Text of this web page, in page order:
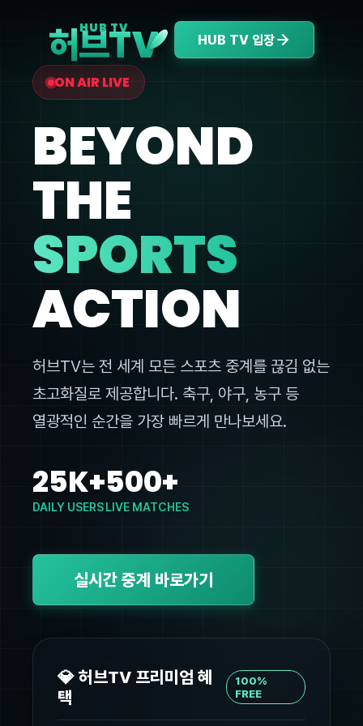
HUB TV
허브TV HUB TV 입장
ON AIR LIVE
BEYOND
THE
SPORTS
ACTION
허브TV는 전 세계 모든 스포츠 중계를 끊김 없는
초고화질로 제공합니다. 축구, 야구, 농구 등
열광적인 순간을 가장 빠르게 만나보세요.
25K+
DAILY USERS
500+
LIVE MATCHES
실시간 중계 바로가기
💎 허브TV 프리미엄 혜
택
100%
FREE